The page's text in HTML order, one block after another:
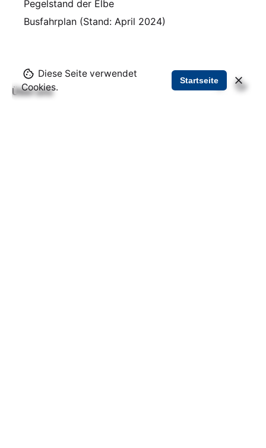
Pegelstand der Elbe
Busfahrplan (Stand: April 2024)
Über uns
Diese Seite verwendet
Cookies.
Startseite